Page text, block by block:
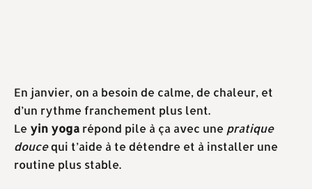
En janvier, on a besoin de calme, de chaleur, et
d’un rythme franchement plus lent.
Le yin yoga répond pile à ça avec une pratique
doucequi t’aide à te détendre et à installer une
routine plus stable.